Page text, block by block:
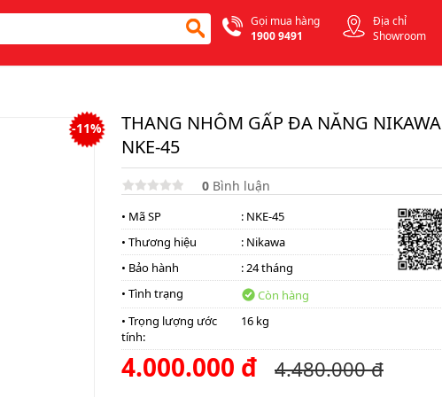
Gọi mua hàng
1900 9491
Địa chỉ
Showroom
-11%
THANG NHÔM GẤP ĐA NĂNG NIKAWA
NKE-45
0 Bình luận
• Mã SP
: NKE-45
• Thương hiệu
: Nikawa
• Bảo hành
: 24 tháng
• Tình trạng
Còn hàng
• Trọng lượng ước
tính:
16 kg
4.000.000 đ 4.480.000 đ